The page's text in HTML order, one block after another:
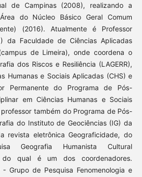
de Campinas (2008), realizando a
do Núcleo Básico Geral Comum
(2016). Atualmente é Professor
da Faculdade de Ciências Aplicadas
de Limeira), onde coordena o
dos Riscos e Resiliência (LAGERR),
Humanas e Sociais Aplicadas (CHS) e
Permanente do Programa de Pós-
em Ciências Humanas e Sociais
também do Programa de Pós-
do Instituto de Geociências (IG) da
revista eletrônica Geograficidade, do
Geografia Humanista Cultural
do qual é um dos coordenadores.
Grupo de Pesquisa Fenomenologia e